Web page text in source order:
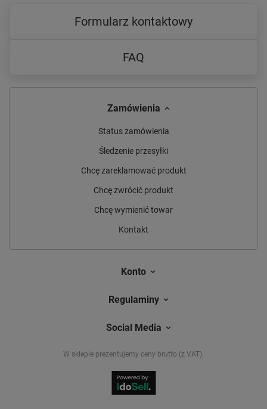
Formularz kontaktowy
FAQ
Zamówienia
Status zamówienia
Śledzenie przesyłki
Chcę zareklamować produkt
Chcę zwrócić produkt
Chcę wymienić towar
Kontakt
Konto
Regulaminy
Social Media
W sklepie prezentujemy ceny brutto (z VAT).